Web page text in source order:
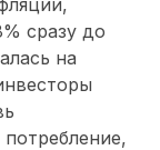
сразу до
на